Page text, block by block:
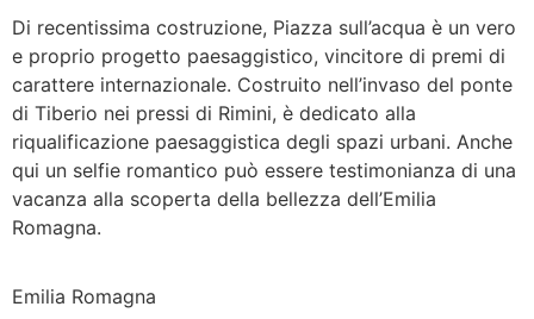
Di recentissima costruzione, Piazza sull’acqua è un vero
e proprio progetto paesaggistico, vincitore di premi di
carattere internazionale. Costruito nell’invaso del ponte
di Tiberio nei pressi di Rimini, è dedicato alla
riqualificazione paesaggistica degli spazi urbani. Anche
qui un selfie romantico può essere testimonianza di una
vacanza alla scoperta della bellezza dell’Emilia
Romagna.
Emilia Romagna